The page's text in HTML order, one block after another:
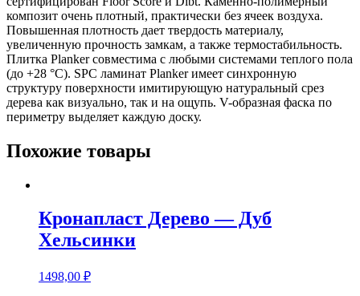
композит очень плотный, практически без ячеек воздуха.
Повышенная плотность дает твердость материалу,
увеличенную прочность замкам, а также термостабильность.
Плитка Planker совместима с любыми системами теплого пола
(до +28 °C). SPC ламинат Planker имеет синхронную
структуру поверхности имитирующую натуральный срез
дерева как визуально, так и на ощупь. V-образная фаска по
периметру выделяет каждую доску.
Похожие товары
Кронапласт Дерево — Дуб
Хельсинки
1498,00 ₽